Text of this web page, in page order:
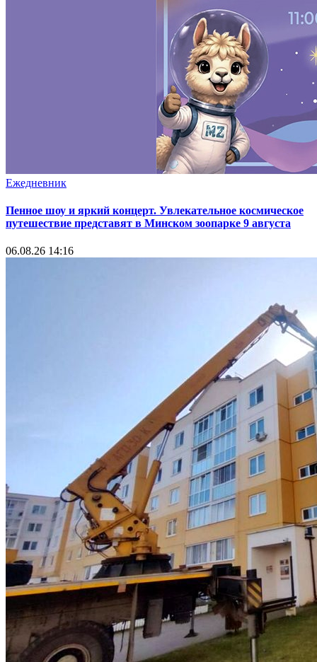
Ежедневник
Пенное шоу и яркий концерт. Увлекательное космическое
путешествие представят в Минском зоопарке 9 августа
06.08.26 14:16